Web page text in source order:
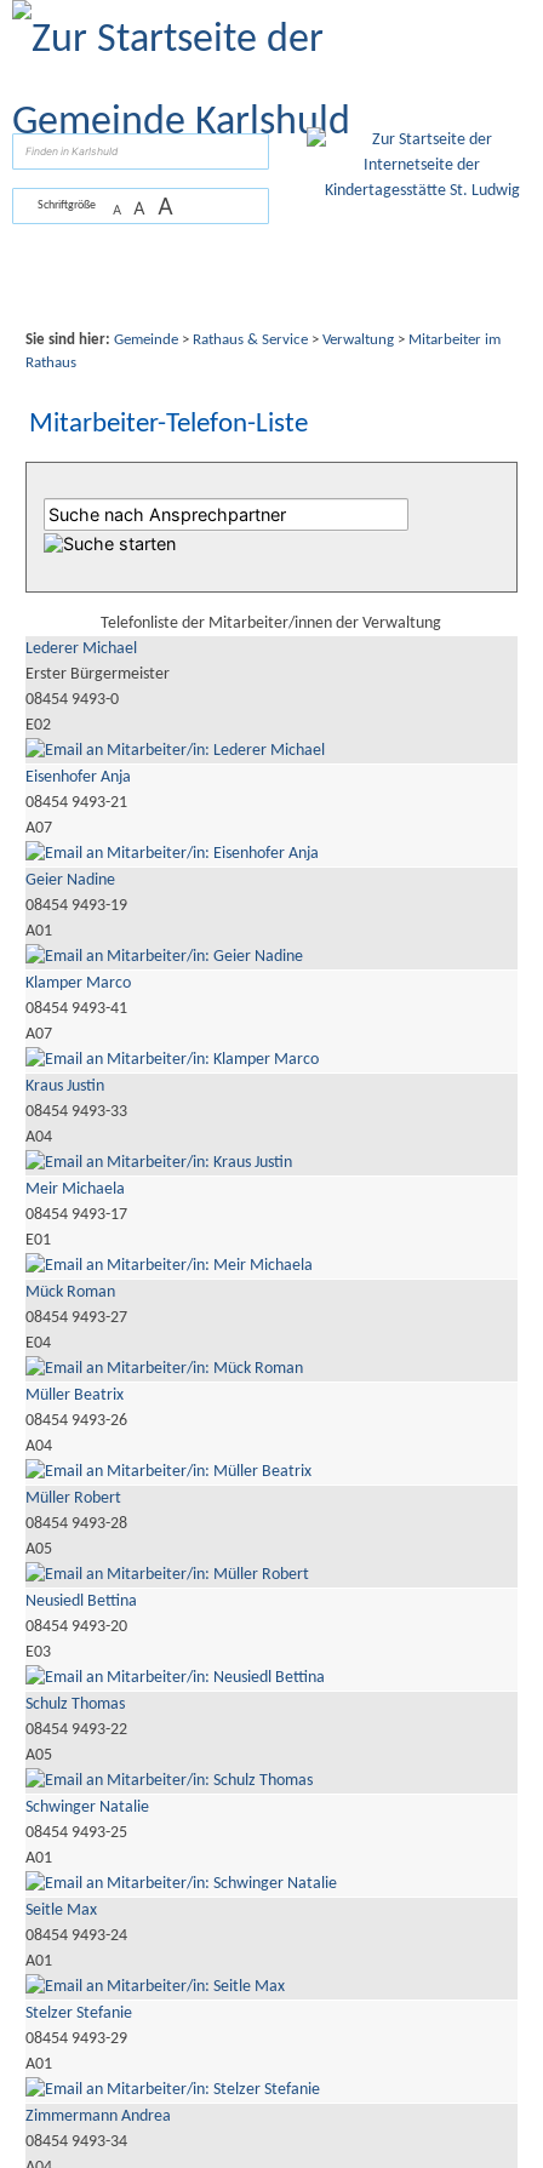
Zum Inhalt
Schriftgröße A A A
Sie sind hier: Gemeinde> Rathaus & Service> Verwaltung> Mitarbeiter im
Rathaus
Mitarbeiter-Telefon-Liste
Telefonliste der Mitarbeiter/innen der Verwaltung
Lederer Michael
Erster Bürgermeister
08454 9493-0
E02
Eisenhofer Anja
08454 9493-21
A07
Geier Nadine
08454 9493-19
A01
Klamper Marco
08454 9493-41
A07
Kraus Justin
08454 9493-33
A04
Meir Michaela
08454 9493-17
E01
Mück Roman
08454 9493-27
E04
Müller Beatrix
08454 9493-26
A04
Müller Robert
08454 9493-28
A05
Neusiedl Bettina
08454 9493-20
E03
Schulz Thomas
08454 9493-22
A05
Schwinger Natalie
08454 9493-25
A01
Seitle Max
08454 9493-24
A01
Stelzer Stefanie
08454 9493-29
A01
Zimmermann Andrea
08454 9493-34